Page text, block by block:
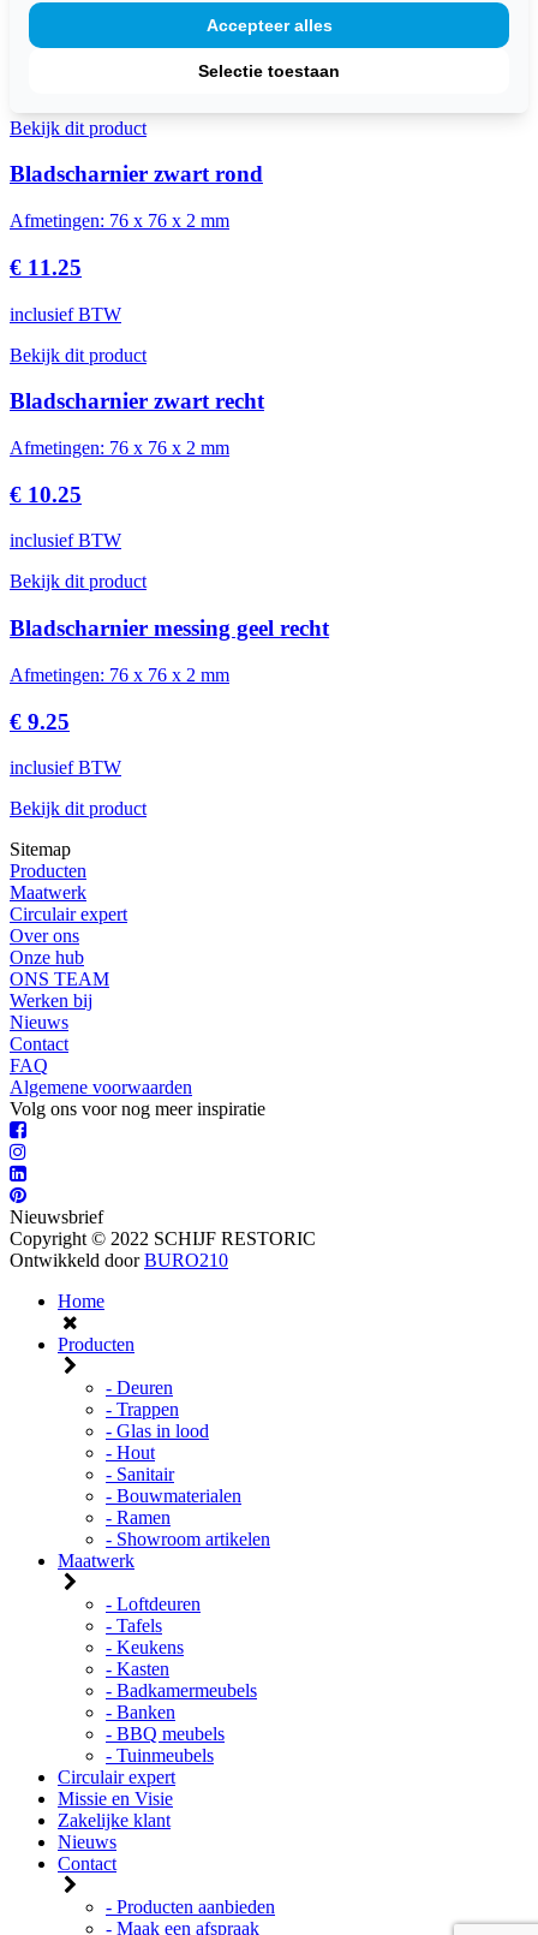
€ 9.25
Bekijk dit product
Bladscharnier zwart rond
Afmetingen: 76 x 76 x 2 mm
€ 11.25
inclusief BTW
Bekijk dit product
Bladscharnier zwart recht
Afmetingen: 76 x 76 x 2 mm
€ 10.25
inclusief BTW
Bekijk dit product
Bladscharnier messing geel recht
Afmetingen: 76 x 76 x 2 mm
€ 9.25
inclusief BTW
Bekijk dit product
Sitemap
Producten
Maatwerk
Circulair expert
Over ons
Onze hub
ONS TEAM
Werken bij
Nieuws
Contact
FAQ
Algemene voorwaarden
Volg ons voor nog meer inspiratie
Nieuwsbrief
Copyright © 2022 SCHIJF RESTORIC
Ontwikkeld doorBURO210
Home
Producten
- Deuren
- Trappen
- Glas in lood
- Hout
- Sanitair
- Bouwmaterialen
- Ramen
- Showroom artikelen
Maatwerk
- Loftdeuren
- Tafels
- Keukens
- Kasten
- Badkamermeubels
- Banken
- BBQ meubels
- Tuinmeubels
Circulair expert
Missie en Visie
Zakelijke klant
Nieuws
Contact
- Producten aanbieden
- Maak een afspraak
Selectie toestaan
Accepteer alles